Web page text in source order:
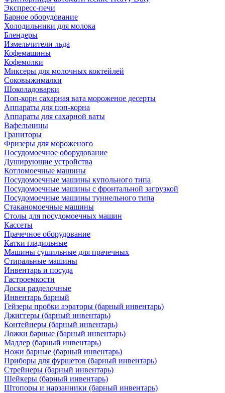
Экспресс-печи
Барное оборудование
Холодильники для молока
Блендеры
Измельчители льда
Кофемашины
Кофемолки
Миксеры для молочных коктейлей
Соковыжималки
Шоколадоварки
Поп-корн сахарная вата мороженое десерты
Аппараты для поп-корна
Аппараты для сахарной ваты
Вафельницы
Граниторы
Фризеры для мороженого
Посудомоечное оборудование
Душирующие устройства
Котломоечные машины
Посудомоечные машины купольного типа
Посудомоечные машины с фронтальной загрузкой
Посудомоечные машины туннельного типа
Стаканомоечные машины
Столы для посудомоечных машин
Кассеты
Прачечное оборудование
Катки гладильные
Машины сушильные для прачечных
Стиральные машины
Инвентарь и посуда
Гастроемкости
Доски разделочные
Инвентарь барный
Гейзеры пробки аэраторы (барный инвентарь)
Джиггеры (барный инвентарь)
Контейнеры (барный инвентарь)
Ложки барные (барный инвентарь)
Мадлер (барный инвентарь)
Ножи барные (барный инвентарь)
Приборы для фуршетов (барный инвентарь)
Стрейнеры (барный инвентарь)
Шейкеры (барный инвентарь)
Штопоры и нарзанники (барный инвентарь)